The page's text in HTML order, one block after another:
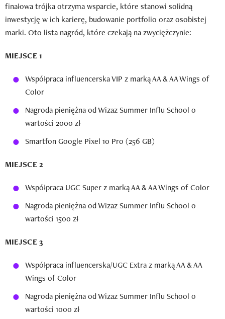
finałowa trójka otrzyma wsparcie, które stanowi solidną
inwestycję w ich karierę, budowanie portfolio oraz osobistej
marki. Oto lista nagród, które czekają na zwyciężczynie:
MIEJSCE 1
Współpraca influencerska VIP z marką AA & AA Wings of
Color
Nagroda pieniężna od Wizaz Summer Influ School o
wartości 2000 zł
Smartfon Google Pixel 10 Pro (256 GB)
MIEJSCE 2
Współpraca UGC Super z marką AA & AA Wings of Color
Nagroda pieniężna od Wizaz Summer Influ School o
wartości 1500 zł
MIEJSCE 3
Współpraca influencerska/UGC Extra z marką AA & AA
Wings of Color
Nagroda pieniężna od Wizaz Summer Influ School o
wartości 1000 zł